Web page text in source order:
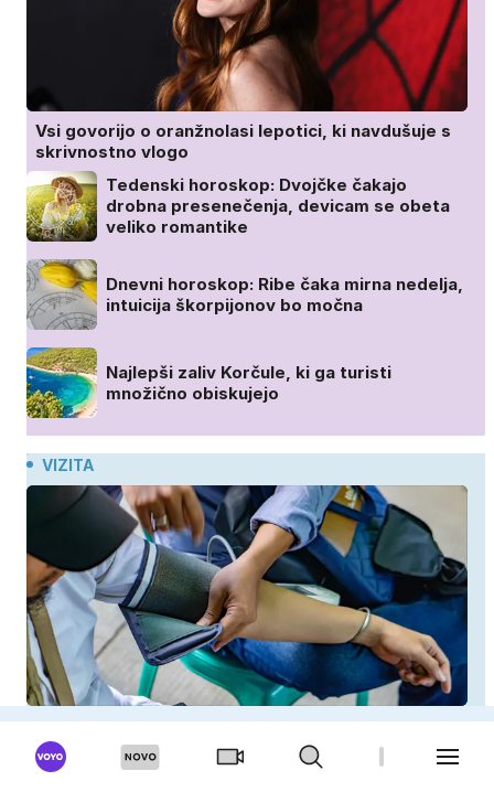
Vsi govorijo o oranžnolasi lepotici, ki navdušuje s
skrivnostno vlogo
Tedenski horoskop: Dvojčke čakajo
drobna presenečenja, devicam se obeta
veliko romantike
Dnevni horoskop: Ribe čaka mirna nedelja,
intuicija škorpijonov bo močna
Najlepši zaliv Korčule, ki ga turisti
množično obiskujejo
VIZITA
Imenujejo ga tihi ubijalec, saj pogosto ostane
neopažen: nenavadni simptomi visokega
holesterola